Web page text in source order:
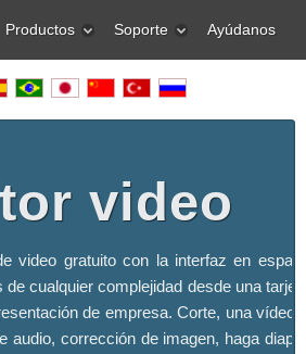
Productos Soporte Ayúdanos
video
video gratuito con la interfaz en
de cualquier complejidad desde una
de empresa. Corte, una vídeo,
audio, corrección de imagen, haga